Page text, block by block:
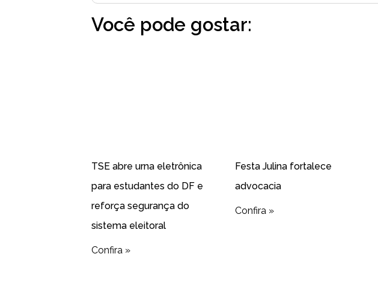
Você pode gostar:
TSE abre urna eletrônica
para estudantes do DF e
reforça segurança do
sistema eleitoral
Confira »
Festa Julina fortalece
advocacia
Confira »